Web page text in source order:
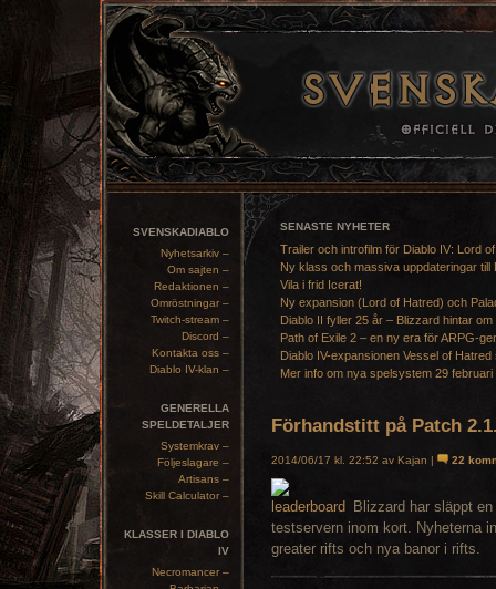
SVENSKADIABLO
Nyhetsarkiv –
Om sajten –
Redaktionen –
Omröstningar –
Twitch-stream –
Discord –
Kontakta oss –
Diablo IV-klan –
GENERELLA
SPELDETALJER
Systemkrav –
Följeslagare –
Artisans –
Skill Calculator –
KLASSER I DIABLO
IV
Necromancer –
SENASTE NYHETER
Trailer och introfilm för Diablo IV: Lord
Ny klass och massiva uppdateringar till
Vila i frid Icerat!
Ny expansion (Lord of Hatred) och
Diablo II fyller 25 år – Blizzard hintar om
Path of Exile 2 – en ny era för ARPG-
Diablo IV-expansionen Vessel of
Mer info om nya spelsystem 29 februari
Förhandstitt på Patch
2014/06/17 kl. 22:52 av Kajan | 22
Blizzard har släppt
testservern inom kort. Nyheterna
greater rifts och nya banor i rifts.